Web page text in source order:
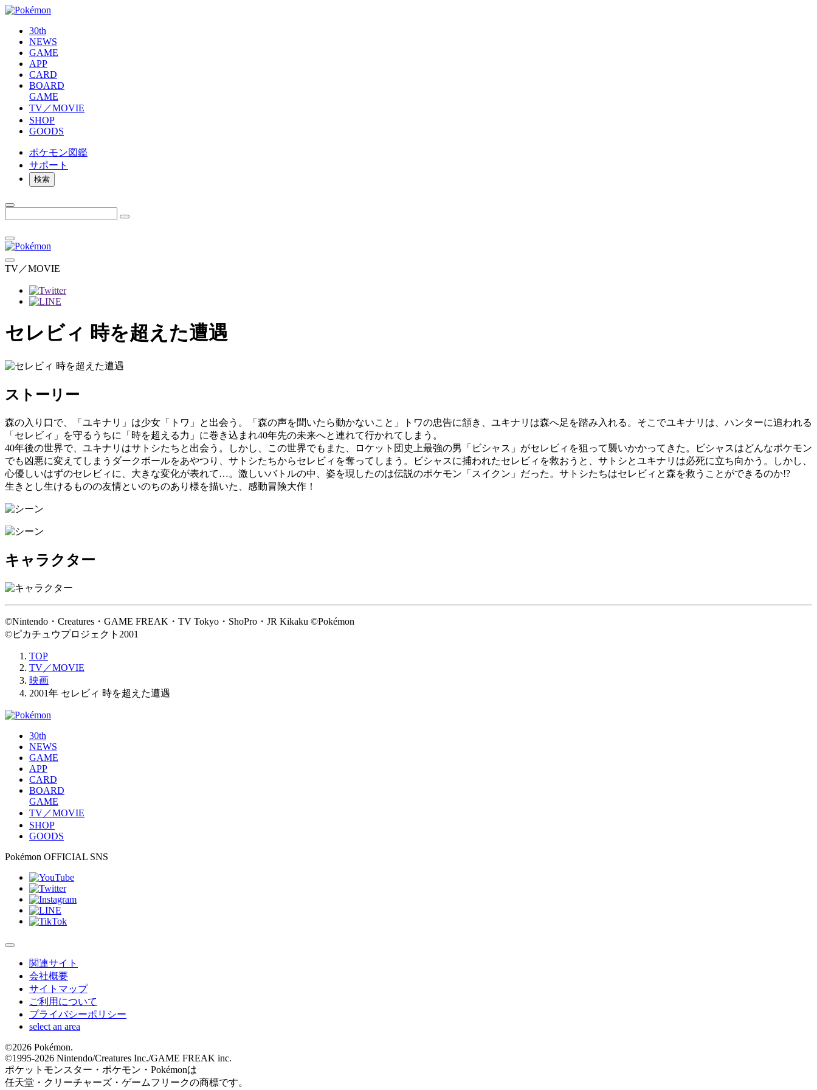
30th
NEWS
GAME
APP
CARD
BOARD
GAME
TV／MOVIE
SHOP
GOODS
ポケモン図鑑
サポート
検索
TV／MOVIE
セレビィ 時を超えた遭遇
ストーリー
森の入り口で、「ユキナリ」は少女「トワ」と出会う。「森の声を聞いたら動かないこと」トワの忠告に頷き、ユキナリは森へ足を踏み入れる。そこでユキナリは、ハンターに追われる
「セレビィ」を守るうちに「時を超える力」に巻き込まれ40年先の未来へと連れて行かれてしまう。
40年後の世界で、ユキナリはサトシたちと出会う。しかし、この世界でもまた、ロケット団史上最強の男「ビシャス」がセレビィを狙って襲いかかってきた。ビシャスはどんなポケモン
でも凶悪に変えてしまうダークボールをあやつり、サトシたちからセレビィを奪ってしまう。ビシャスに捕われたセレビィを救おうと、サトシとユキナリは必死に立ち向かう。しかし、
心優しいはずのセレビィに、大きな変化が表れて…。激しいバトルの中、姿を現したのは伝説のポケモン「スイクン」だった。サトシたちはセレビィと森を救うことができるのか!?
生きとし生けるものの友情といのちのあり様を描いた、感動冒険大作！
キャラクター
©Nintendo・Creatures・GAME FREAK・TV Tokyo・ShoPro・JR Kikaku ©Pokémon
©ピカチュウプロジェクト2001
TOP
TV／MOVIE
映画
2001年 セレビィ 時を超えた遭遇
30th
NEWS
GAME
APP
CARD
BOARD
GAME
TV／MOVIE
SHOP
GOODS
Pokémon OFFICIAL SNS
関連サイト
会社概要
サイトマップ
ご利用について
プライバシーポリシー
select an area
©2026 Pokémon.
©1995-2026 Nintendo/Creatures Inc./GAME FREAK inc.
ポケットモンスター・ポケモン・Pokémonは
任天堂・クリーチャーズ・ゲームフリークの商標です。